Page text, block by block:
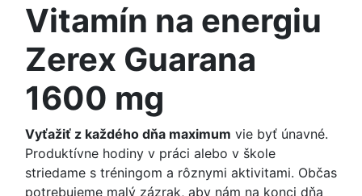
Vitamín na energiu
Zerex Guarana
1600 mg
Vyťažiť z každého dňa maximum vie byť únavné.
Produktívne hodiny v práci alebo v škole
striedame s tréningom a rôznymi aktivitami. Občas
potrebujeme malý zázrak, aby nám na konci dňa